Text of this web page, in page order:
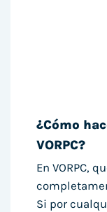
¿Cómo
VORPC?
En VORPC,
Si por